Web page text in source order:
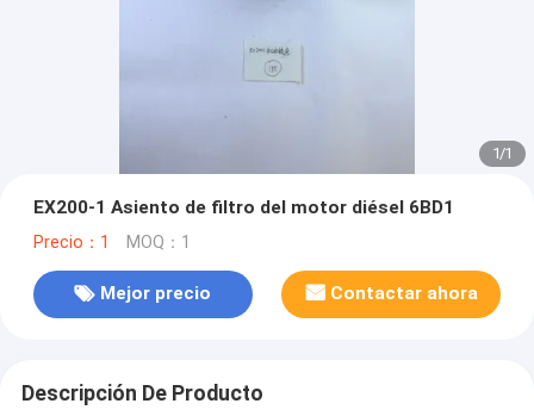
1/1
EX200-1 Asiento de filtro del motor diésel 6BD1
Precio：1 MOQ：1
Mejor precio Contactar ahora
Descripción De Producto